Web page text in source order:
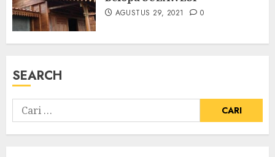
AGUSTUS 29, 2021 0
SEARCH